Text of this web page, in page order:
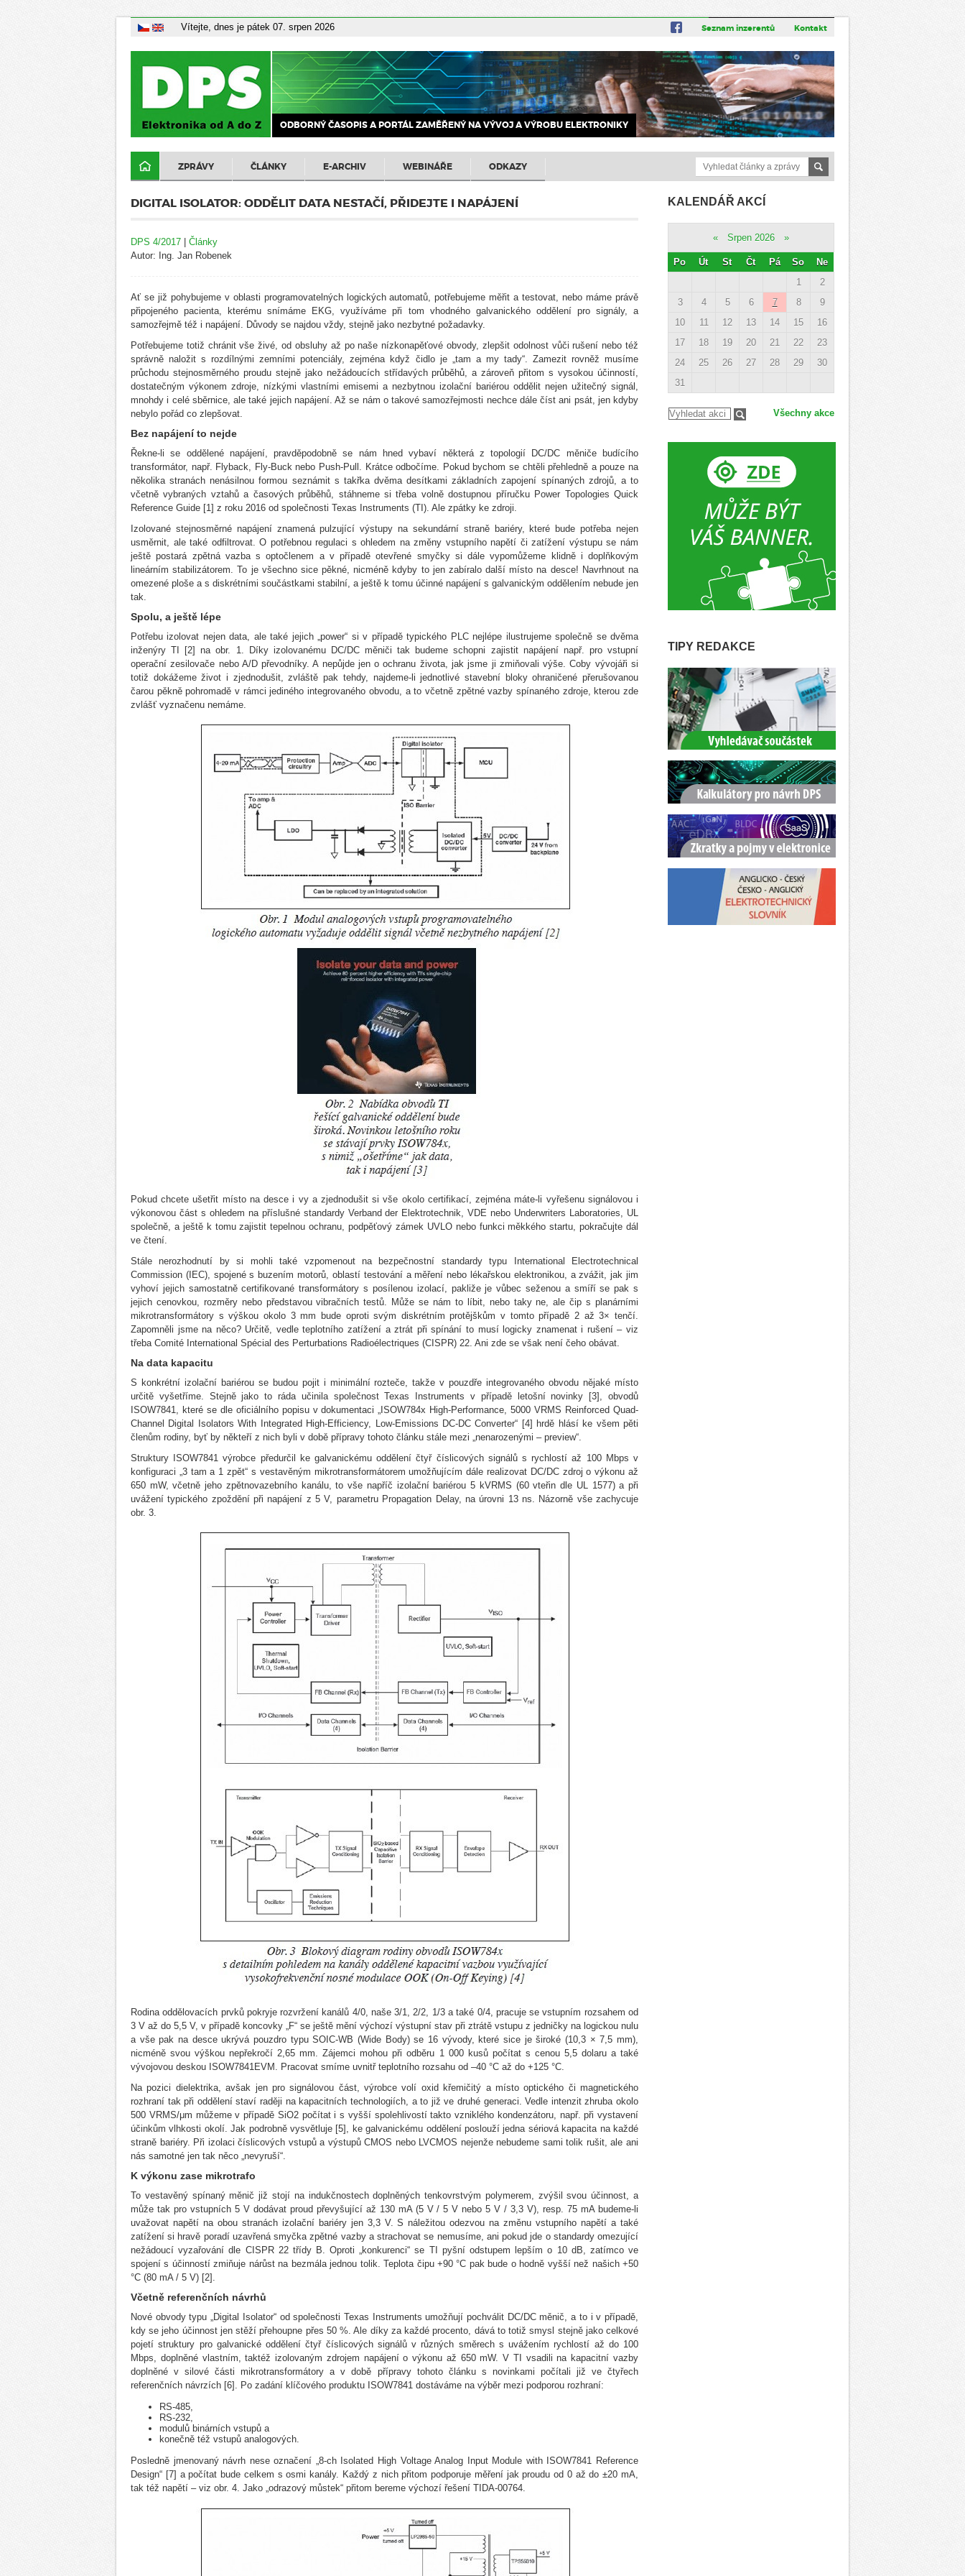
Vítejte, dnes je pátek 07. srpen 2026 Seznam inzerentů Kontakt
ODBORNÝ ČASOPIS A PORTÁL ZAMĚŘENÝ NA VÝVOJ A VÝROBU ELEKTRONIKY
ZPRÁVY ČLÁNKY E-ARCHIV WEBINÁŘE ODKAZY
DIGITAL ISOLATOR: ODDĚLIT DATA NESTAČÍ, PŘIDEJTE I NAPÁJENÍ
DPS 4/2017 | Články
Autor: Ing. Jan Robenek
Ať se již pohybujeme v oblasti programovatelných logických automatů, potřebujeme měřit a testovat, nebo máme právě
připojeného pacienta, kterému snímáme EKG, využíváme při tom vhodného galvanického oddělení pro signály, a
samozřejmě též i napájení. Důvody se najdou vždy, stejně jako nezbytné požadavky.
Potřebujeme totiž chránit vše živé, od obsluhy až po naše nízkonapěťové obvody, zlepšit odolnost vůči rušení nebo též
správně naložit s rozdílnými zemními potenciály, zejména když čidlo je „tam a my tady“. Zamezit rovněž musíme
průchodu stejnosměrného proudu stejně jako nežádoucích střídavých průběhů, a zároveň přitom s vysokou účinností,
dostatečným výkonem zdroje, nízkými vlastními emisemi a nezbytnou izolační bariérou oddělit nejen užitečný signál,
mnohdy i celé sběrnice, ale také jejich napájení. Až se nám o takové samozřejmosti nechce dále číst ani psát, jen kdyby
nebylo pořád co zlepšovat.
Bez napájení to nejde
Řekne-li se oddělené napájení, pravděpodobně se nám hned vybaví některá z topologií DC/DC měniče budícího
transformátor, např. Flyback, Fly-Buck nebo Push-Pull. Krátce odbočíme. Pokud bychom se chtěli přehledně a pouze na
několika stranách nenásilnou formou seznámit s takřka dvěma desítkami základních zapojení spínaných zdrojů, a to
včetně vybraných vztahů a časových průběhů, stáhneme si třeba volně dostupnou příručku Power Topologies Quick
Reference Guide [1] z roku 2016 od společnosti Texas Instruments (TI). Ale zpátky ke zdroji.
Izolované stejnosměrné napájení znamená pulzující výstupy na sekundární straně bariéry, které bude potřeba nejen
usměrnit, ale také odfiltrovat. O potřebnou regulaci s ohledem na změny vstupního napětí či zatížení výstupu se nám
ještě postará zpětná vazba s optočlenem a v případě otevřené smyčky si dále vypomůžeme klidně i doplňkovým
lineárním stabilizátorem. To je všechno sice pěkné, nicméně kdyby to jen zabíralo další místo na desce! Navrhnout na
omezené ploše a s diskrétními součástkami stabilní, a ještě k tomu účinné napájení s galvanickým oddělením nebude jen
tak.
Spolu, a ještě lépe
Potřebu izolovat nejen data, ale také jejich „power“ si v případě typického PLC nejlépe ilustrujeme společně se dvěma
inženýry TI [2] na obr. 1. Díky izolovanému DC/DC měniči tak budeme schopni zajistit napájení např. pro vstupní
operační zesilovače nebo A/D převodníky. A nepůjde jen o ochranu života, jak jsme ji zmiňovali výše. Coby vývojáři si
totiž dokážeme život i zjednodušit, zvláště pak tehdy, najdeme-li jednotlivé stavební bloky ohraničené přerušovanou
čarou pěkně pohromadě v rámci jediného integrovaného obvodu, a to včetně zpětné vazby spínaného zdroje, kterou zde
zvlášť vyznačenu nemáme.
Pokud chcete ušetřit místo na desce i vy a zjednodušit si vše okolo certifikací, zejména máte-li vyřešenu signálovou i
výkonovou část s ohledem na příslušné standardy Verband der Elektrotechnik, VDE nebo Underwriters Laboratories, UL
společně, a ještě k tomu zajistit tepelnou ochranu, podpěťový zámek UVLO nebo funkci měkkého startu, pokračujte dál
ve čtení.
Stále nerozhodnutí by si mohli také vzpomenout na bezpečnostní standardy typu International Electrotechnical
Commission (IEC), spojené s buzením motorů, oblastí testování a měření nebo lékařskou elektronikou, a zvážit, jak jim
vyhoví jejich samostatně certifikované transformátory s posílenou izolací, pakliže je vůbec seženou a smíří se pak s
jejich cenovkou, rozměry nebo představou vibračních testů. Může se nám to líbit, nebo taky ne, ale čip s planárními
mikrotransformátory s výškou okolo 3 mm bude oproti svým diskrétním protějškům v tomto případě 2 až 3× tenčí.
Zapomněli jsme na něco? Určitě, vedle teplotního zatížení a ztrát při spínání to musí logicky znamenat i rušení – viz
třeba Comité International Spécial des Perturbations Radioélectriques (CISPR) 22. Ani zde se však není čeho obávat.
Na data kapacitu
S konkrétní izolační bariérou se budou pojit i minimální rozteče, takže v pouzdře integrovaného obvodu nějaké místo
určitě vyšetříme. Stejně jako to ráda učinila společnost Texas Instruments v případě letošní novinky [3], obvodů
ISOW7841, které se dle oficiálního popisu v dokumentaci „ISOW784x High-Performance, 5000 VRMS Reinforced Quad-
Channel Digital Isolators With Integrated High-Efficiency, Low-Emissions DC-DC Converter“ [4] hrdě hlásí ke všem pěti
členům rodiny, byť by někteří z nich byli v době přípravy tohoto článku stále mezi „nenarozenými – preview“.
Struktury ISOW7841 výrobce předurčil ke galvanickému oddělení čtyř číslicových signálů s rychlostí až 100 Mbps v
konfiguraci „3 tam a 1 zpět“ s vestavěným mikrotransformátorem umožňujícím dále realizovat DC/DC zdroj o výkonu až
650 mW, včetně jeho zpětnovazebního kanálu, to vše napříč izolační bariérou 5 kVRMS (60 vteřin dle UL 1577) a při
uvážení typického zpoždění při napájení z 5 V, parametru Propagation Delay, na úrovni 13 ns. Názorně vše zachycuje
obr. 3.
Rodina oddělovacích prvků pokryje rozvržení kanálů 4/0, naše 3/1, 2/2, 1/3 a také 0/4, pracuje se vstupním rozsahem od
3 V až do 5,5 V, v případě koncovky „F“ se ještě mění výchozí výstupní stav při ztrátě vstupu z jedničky na logickou nulu
a vše pak na desce ukrývá pouzdro typu SOIC-WB (Wide Body) se 16 vývody, které sice je široké (10,3 × 7,5 mm),
nicméně svou výškou nepřekročí 2,65 mm. Zájemci mohou při odběru 1 000 kusů počítat s cenou 5,5 dolaru a také
vývojovou deskou ISOW7841EVM. Pracovat smíme uvnitř teplotního rozsahu od –40 °C až do +125 °C.
Na pozici dielektrika, avšak jen pro signálovou část, výrobce volí oxid křemičitý a místo optického či magnetického
rozhraní tak při oddělení staví raději na kapacitních technologiích, a to již ve druhé generaci. Vedle intenzit zhruba okolo
500 VRMS/μm můžeme v případě SiO2 počítat i s vyšší spolehlivostí takto vzniklého kondenzátoru, např. při vystavení
účinkům vlhkosti okolí. Jak podrobně vysvětluje [5], ke galvanickému oddělení poslouží jedna sériová kapacita na každé
straně bariéry. Při izolaci číslicových vstupů a výstupů CMOS nebo LVCMOS nejenže nebudeme sami tolik rušit, ale ani
nás samotné jen tak něco „nevyruší“.
K výkonu zase mikrotrafo
To vestavěný spínaný měnič již stojí na indukčnostech doplněných tenkovrstvým polymerem, zvýšil svou účinnost, a
může tak pro vstupních 5 V dodávat proud převyšující až 130 mA (5 V / 5 V nebo 5 V / 3,3 V), resp. 75 mA budeme-li
uvažovat napětí na obou stranách izolační bariéry jen 3,3 V. S náležitou odezvou na změnu vstupního napětí a také
zatížení si hravě poradí uzavřená smyčka zpětné vazby a strachovat se nemusíme, ani pokud jde o standardy omezující
nežádoucí vyzařování dle CISPR 22 třídy B. Oproti „konkurenci“ se TI pyšní odstupem lepším o 10 dB, zatímco ve
spojení s účinností zmiňuje nárůst na bezmála jednou tolik. Teplota čipu +90 °C pak bude o hodně vyšší než našich +50
°C (80 mA / 5 V) [2].
Včetně referenčních návrhů
Nové obvody typu „Digital Isolator“ od společnosti Texas Instruments umožňují pochválit DC/DC měnič, a to i v případě,
kdy se jeho účinnost jen stěží přehoupne přes 50 %. Ale díky za každé procento, dává to totiž smysl stejně jako celkové
pojetí struktury pro galvanické oddělení čtyř číslicových signálů v různých směrech s uvážením rychlostí až do 100
Mbps, doplněné vlastním, taktéž izolovaným zdrojem napájení o výkonu až 650 mW. V TI vsadili na kapacitní vazby
doplněné v silové části mikrotransformátory a v době přípravy tohoto článku s novinkami počítali již ve čtyřech
referenčních návrzích [6]. Po zadání klíčového produktu ISOW7841 dostáváme na výběr mezi podporou rozhraní:
RS-485,
RS-232,
modulů binárních vstupů a
konečně též vstupů analogových.
Posledně jmenovaný návrh nese označení „8-ch Isolated High Voltage Analog Input Module with ISOW7841 Reference
Design“ [7] a počítat bude celkem s osmi kanály. Každý z nich přitom podporuje měření jak proudu od 0 až do ±20 mA,
tak též napětí – viz obr. 4. Jako „odrazový můstek“ přitom bereme výchozí řešení TIDA-00764.
KALENDÁŘ AKCÍ
« Srpen 2026 »
Po Út St Čt Pá So
Ne
1
2
3
4 5 6 7 8
9
10
11 12 13 14 15
16
17
18 19 20 21 22
23
24
25 26 27 28 29
30
31
Všechny akce
TIPY REDAKCE